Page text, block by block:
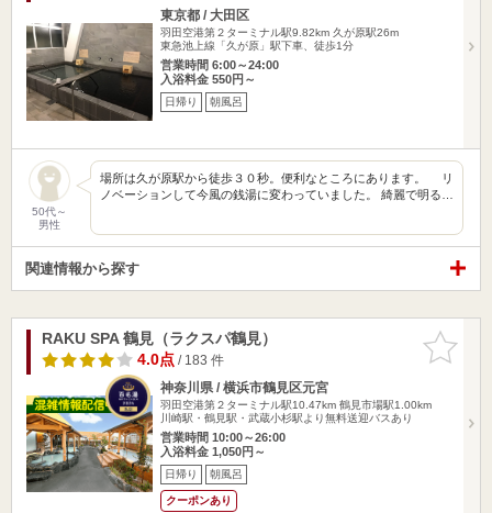
東京都 / 大田区
羽田空港第２ターミナル駅9.82km 久が原駅26m
東急池上線「久が原」駅下車、徒歩1分
営業時間 6:00～24:00
入浴料金 550円～
日帰り 朝風呂
50代～
男性
場所は久が原駅から徒歩３０秒。便利なところにあります。 リ
ノベーションして今風の銭湯に変わっていました。 綺麗で明る…
関連情報から探す
お気に入
りに追加
RAKU SPA 鶴見（ラクスパ鶴見）
4.0点/ 183 件
神奈川県 / 横浜市鶴見区元宮
羽田空港第２ターミナル駅10.47km 鶴見市場駅1.00km
川崎駅・鶴見駅・武蔵小杉駅より無料送迎バスあり
営業時間 10:00～26:00
入浴料金 1,050円～
日帰り 朝風呂
クーポンあり